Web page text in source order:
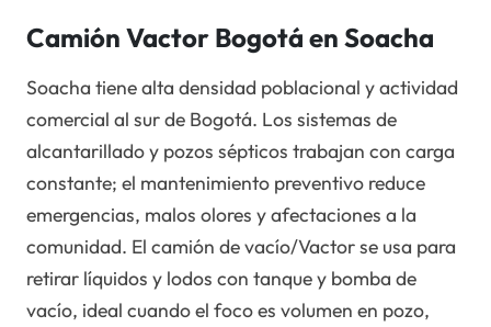
Camión Vactor Bogotá en Soacha
Soacha tiene alta densidad poblacional y actividad
comercial al sur de Bogotá. Los sistemas de
alcantarillado y pozos sépticos trabajan con carga
constante; el mantenimiento preventivo reduce
emergencias, malos olores y afectaciones a la
comunidad. El camión de vacío/Vactor se usa para
retirar líquidos y lodos con tanque y bomba de
vacío, ideal cuando el foco es volumen en pozo,